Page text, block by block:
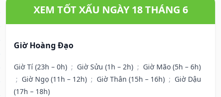
XEM TỐT XẤU NGÀY 18 THÁNG 6
Giờ Hoàng Đạo
Giờ Tí (23h – 0h) ; Giờ Sửu (1h – 2h) ; Giờ Mão (5h – 6h)
; Giờ Ngọ (11h – 12h) ; Giờ Thân (15h – 16h) ; Giờ Dậu
(17h – 18h)